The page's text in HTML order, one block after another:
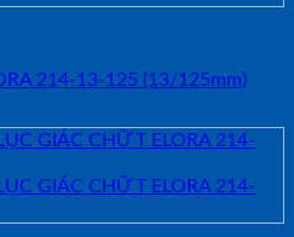
214-13-125 (13/125mm)